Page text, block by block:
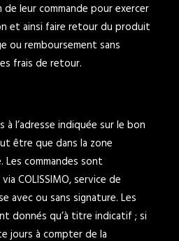
leur commande pour exercer
et ainsi faire retour du produit
ou remboursement sans
frais de retour.
l’adresse indiquée sur le bon
être que dans la zone
Les commandes sont
COLISSIMO, service de
avec ou sans signature. Les
donnés qu’à titre indicatif ; si
jours à compter de la